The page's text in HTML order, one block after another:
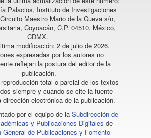
Palacios, Instituto de Investigaciones
Maestro Mario de la Cueva s/n,
Coyoacán, C.P. 04510, México,
CDMX.
modificación: 2 de julio de 2026.
expresadas por los autores no
reflejan la postura del editor de la
publicación.
total o parcial de los textos
siempre y cuando se cite la fuente
electrónica de la publicación.
por el equipo de la Subdirección de
y Publicaciones Digitales de
General de Publicaciones y Fomento